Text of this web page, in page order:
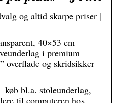
og altid skarpe priser |
40×53 cm
i premium
overflade og skridsikker
bl.a. stoleunderlag,